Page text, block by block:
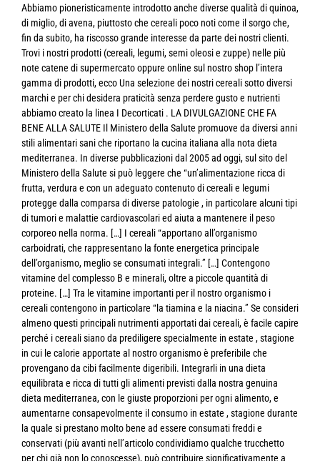
Abbiamo pioneristicamente introdotto anche diverse qualità di quinoa,
di miglio, di avena, piuttosto che cereali poco noti come il sorgo che,
fin da subito, ha riscosso grande interesse da parte dei nostri clienti.
Trovi i nostri prodotti (cereali, legumi, semi oleosi e zuppe) nelle più
note catene di supermercato oppure online sul nostro shop l’intera
gamma di prodotti, ecco Una selezione dei nostri cereali sotto diversi
marchi e per chi desidera praticità senza perdere gusto e nutrienti
abbiamo creato la linea I Decorticati . LA DIVULGAZIONE CHE FA
BENE ALLA SALUTE Il Ministero della Salute promuove da diversi anni
stili alimentari sani che riportano la cucina italiana alla nota dieta
mediterranea. In diverse pubblicazioni dal 2005 ad oggi, sul sito del
Ministero della Salute si può leggere che “un’alimentazione ricca di
frutta, verdura e con un adeguato contenuto di cereali e legumi
protegge dalla comparsa di diverse patologie , in particolare alcuni tipi
di tumori e malattie cardiovascolari ed aiuta a mantenere il peso
corporeo nella norma. […] I cereali “apportano all’organismo
carboidrati, che rappresentano la fonte energetica principale
dell’organismo, meglio se consumati integrali.” […] Contengono
vitamine del complesso B e minerali, oltre a piccole quantità di
proteine. […] Tra le vitamine importanti per il nostro organismo i
cereali contengono in particolare “la tiamina e la niacina.” Se consideri
almeno questi principali nutrimenti apportati dai cereali, è facile capire
perché i cereali siano da prediligere specialmente in estate , stagione
in cui le calorie apportate al nostro organismo è preferibile che
provengano da cibi facilmente digeribili. Integrarli in una dieta
equilibrata e ricca di tutti gli alimenti previsti dalla nostra genuina
dieta mediterranea, con le giuste proporzioni per ogni alimento, e
aumentarne consapevolmente il consumo in estate , stagione durante
la quale si prestano molto bene ad essere consumati freddi e
conservati (più avanti nell’articolo condividiamo qualche trucchetto
per chi già non lo conoscesse), può contribuire significativamente a